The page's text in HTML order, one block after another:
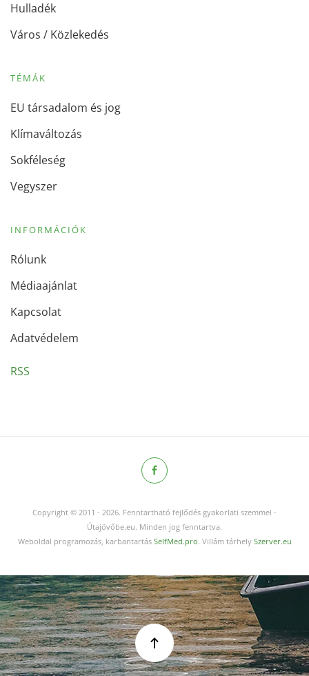
Hulladék
Város / Közlekedés
TÉMÁK
EU társadalom és jog
Klímaváltozás
Sokféleség
Vegyszer
INFORMÁCIÓK
Rólunk
Médiaajánlat
Kapcsolat
Adatvédelem
RSS
Copyright © 2011 - 2026. Fenntartható fejlődés gyakorlati szemmel -
Útajövőbe.eu. Minden jog fenntartva.
Weboldal programozás, karbantartás SelfMed.pro. Villám tárhely Szerver.eu